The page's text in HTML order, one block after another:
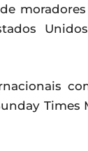
Times